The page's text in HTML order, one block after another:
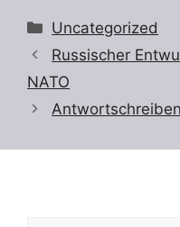
Kategorien
Uncategorized
Russischer
NATO